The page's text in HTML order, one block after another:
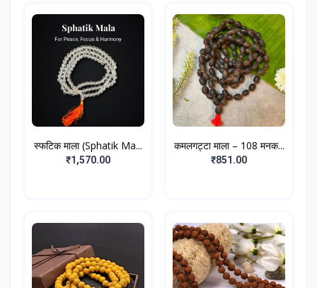
स्फटिक माला (Sphatik Ma...
₹1,570.00
कमलगट्टा माला – 108 मनक...
₹851.00